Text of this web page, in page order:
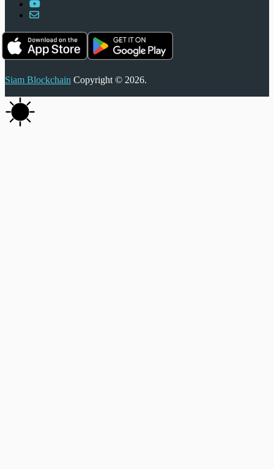
Siam Blockchain Copyright © 2026.